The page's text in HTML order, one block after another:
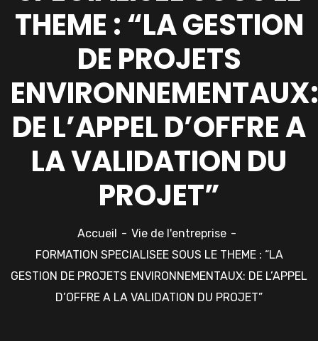
THEME : “LA GESTION
DE PROJETS
ENVIRONNEMENTAUX:
DE L’APPEL D’OFFRE A
LA VALIDATION DU
PROJET”
Accueil
Vie de l'entreprise
FORMATION SPECIALISEE SOUS LE THEME : “LA
GESTION DE PROJETS ENVIRONNEMENTAUX: DE L’APPEL
D’OFFRE A LA VALIDATION DU PROJET”